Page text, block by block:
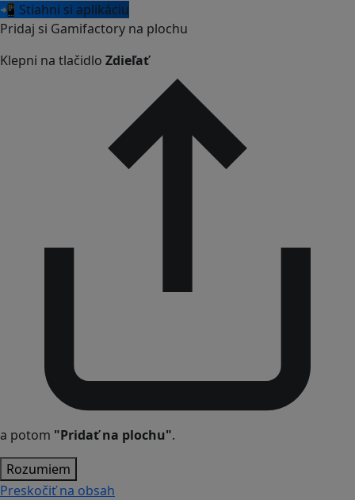
📲 Stiahni si aplikáciu
Pridaj si Gamifactory na plochu
Klepni na tlačidlo Zdieľať
a potom "Pridať na plochu".
Rozumiem
Preskočiť na obsah